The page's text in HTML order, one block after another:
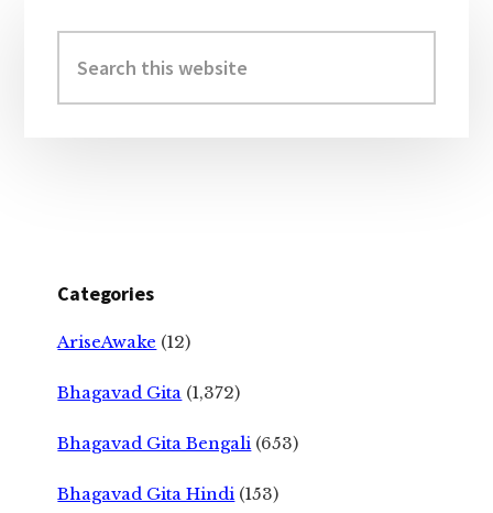
Sidebar
this
website
Categories
AriseAwake (12)
Bhagavad Gita (1,372)
Bhagavad Gita Bengali (653)
Bhagavad Gita Hindi (153)